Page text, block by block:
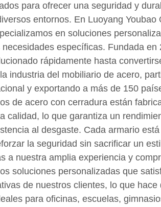
para ofrecer una seguridad y
entornos. En Luoyang Youbao
en soluciones
específicas. Fundada en
rápidamente hasta
industria del mobiliario de acero,
y exportando a más de 150
de acero con cerradura están
calidad, lo que garantiza un
al desgaste. Cada armario
la seguridad sin sacrificar un
a nuestra amplia experiencia y
soluciones personalizadas que
de nuestros clientes, lo que hace
para oficinas, escuelas,